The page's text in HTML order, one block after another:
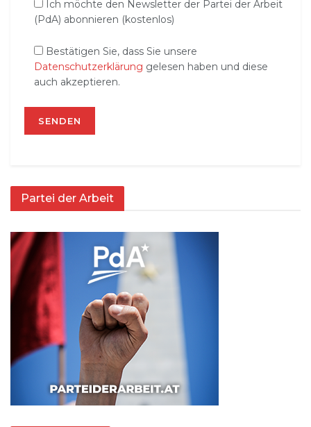
Ich möchte den Newsletter der Partei der Arbeit
(PdA) abonnieren (kostenlos)
Bestätigen Sie, dass Sie unsere
Datenschutzerklärung gelesen haben und diese
auch akzeptieren.
Partei der Arbeit